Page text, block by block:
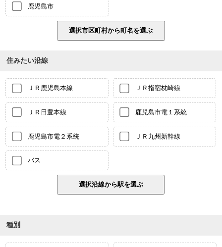
鹿児島市
住みたい沿線
ＪＲ鹿児島本線 ＪＲ指宿枕崎線
ＪＲ日豊本線 鹿児島市電１系統
鹿児島市電２系統 ＪＲ九州新幹線
バス
種別